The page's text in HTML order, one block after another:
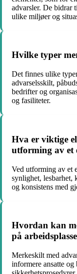
advarsler. De bidrar
ulike miljøer og
Hvilke typer
Det finnes ulike
advarselsskilt,
bedrifter og
og fasiliteter.
Hva er viktige
utforming av et
Ved utforming av et
synlighet, lesbarhet,
og konsistens med
Hvordan kan
på
Merkeskilt med
informere ansatte og